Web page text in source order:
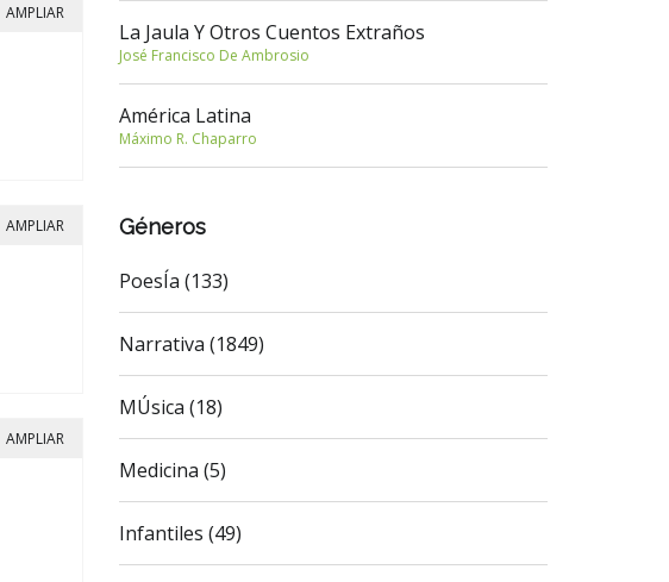
AMPLIAR
AMPLIAR
AMPLIAR
La Jaula Y Otros Cuentos Extraños
José Francisco De Ambrosio
América Latina
Máximo R. Chaparro
Géneros
PoesÍa (133)
Narrativa (1849)
MÚsica (18)
Medicina (5)
Infantiles (49)